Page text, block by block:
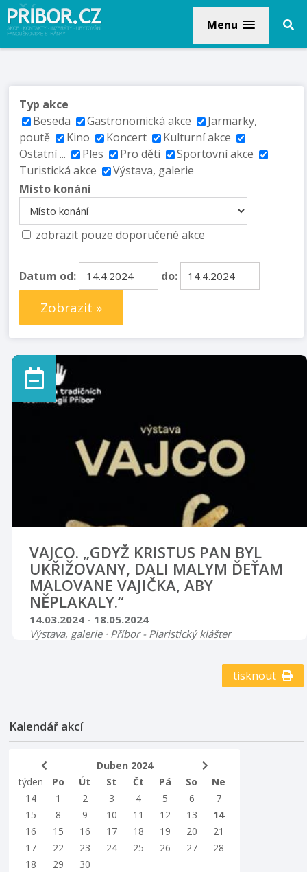
Menu
Typ akce
Beseda
Gastronomická akce
Jarmarky,
poutě
Kino Koncert
Kulturní akce
Ostatní ...
Ples Pro děti
Sportovní akce
Turistická akce
Výstava, galerie
Místo konání
zobrazit pouze doporučené akce
Datum od: do:
Zobrazit »
VAJCO. „GDYŽ KRISTUS PAN BYL
UKŘIŽOVANY, DALI MALYM ĎEŤAM
MALOVANE VAJIČKA, ABY
NĚPLAKALY.“
14.03.2024 - 18.05.2024
Výstava, galerie · Příbor - Piaristický klášter
která se vyznačují nezaměnitelným vzhledem.
Přestože výzdoba takto „psaných“ vajec působí
předků. Do světa, ve kterém magický význam těchto
zdánlivě obyčejných předmětů spojených s novým
preferovanou líbivostí.
tisknout
Kalendář akcí
Duben 2024
týden
Po Út St Čt Pá So
Ne
14
1 2 3 4 5 6
7
15
8 9 10 11 12 13
14
16
15 16 17 18 19 20
21
17
22 23 24 25 26 27
28
18
29 30